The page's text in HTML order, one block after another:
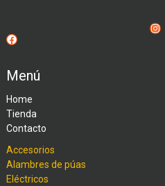
Instagram
Facebook
Menú
Home
Tienda
Contacto
Accesorios
Alambres de púas
Eléctricos